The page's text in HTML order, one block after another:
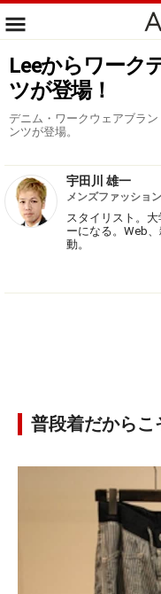
Leeからワーク
ツが登場！
デニム・ワークウェアブラ
ンツが登場。
宇田川 雄一
メンズファッショ
スタイリスト。
ーになる。Web
動。
普段着だから